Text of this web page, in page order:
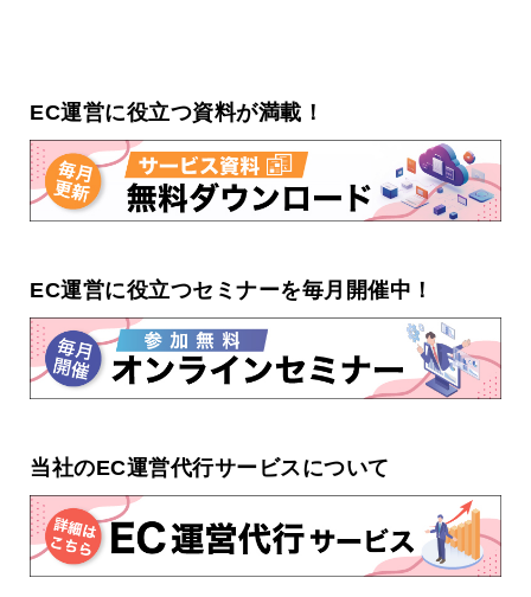
EC運営に役立つ資料が満載！
EC運営に役立つセミナーを毎月開催中！
当社のEC運営代行サービスについて